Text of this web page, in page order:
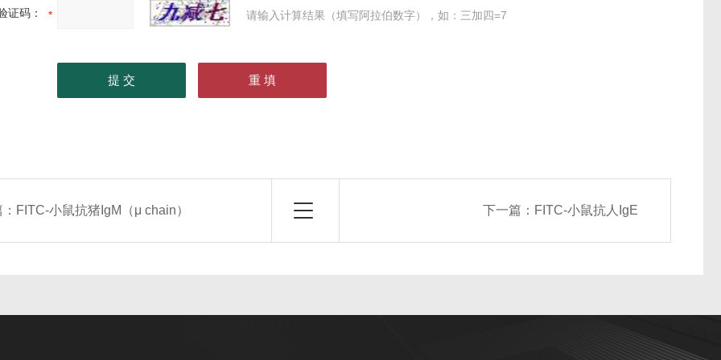
证码： 请输入计算结果（填写阿拉伯数字），如：三加四=7
FITC-小鼠抗猪IgM（μ chain） 下一篇： FITC-小鼠抗人IgE